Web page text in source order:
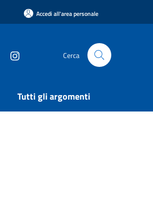
Accedi all'area personale
Cerca
Tutti gli argomenti